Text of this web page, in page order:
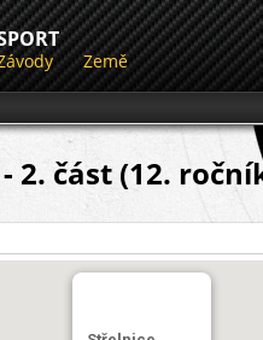
Země
2. část (12.